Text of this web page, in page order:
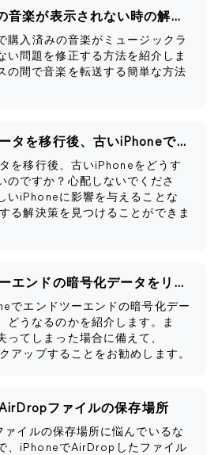
iTunesで購入済みの音楽が表示されない時の解決策
購入済みの音楽がミュージックラ
い問題を修正する方法を紹介しま
の間で音楽を転送する簡単な方法
新しいiPhoneにデータを移行後、古いiPhoneですべきこと
を移行後、古いiPhoneをどうす
のですか？心配しないでくださ
いiPhoneに影響を与えることな
る解決策を見つけることができま
iPhoneでエンドツーエンドの暗号化データをリセットするとどうなるか
でエンドツーエンドの暗号化デー
どうなるのかを紹介します。ま
ってしまった場合に備えて、
アップすることをお勧めします。
ファイルの保存場所
イルの保存場所に悩んでいるな
、iPhoneでAirDropしたファイル